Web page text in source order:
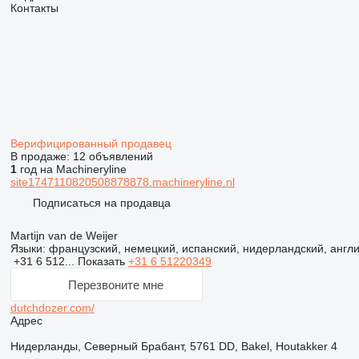
Контакты
Верифицированный продавец
В продаже: 12 объявлений
1год на Machineryline
site1747110820508878878.machineryline.nl
Подписаться на продавца
Martijn van de Weijer
Языки: французский, немецкий, испанский, нидерландский,
+31 6 512... Показать +31 6 51220349
Перезвоните мне
dutchdozer.com/
Адрес
Нидерланды, Северный Брабант, 5761 DD, Bakel, Houtakker 4